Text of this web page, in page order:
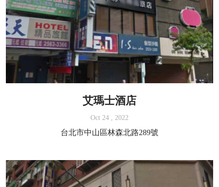
艾瑪士酒店
Oct 24 , 2022
台北市中山區林森北路289號